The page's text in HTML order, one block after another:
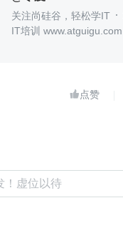
关注尚硅谷，轻松学IT
IT培训 www.atguigu.com
